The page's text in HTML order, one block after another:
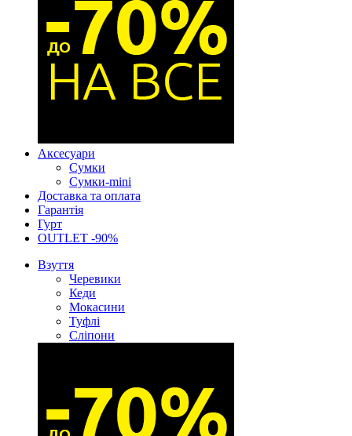
Аксесуари
Сумки
Сумки-mini
Доставка та оплата
Гарантія
Гурт
OUTLET -90%
Взуття
Черевики
Кеди
Мокасини
Туфлі
Сліпони